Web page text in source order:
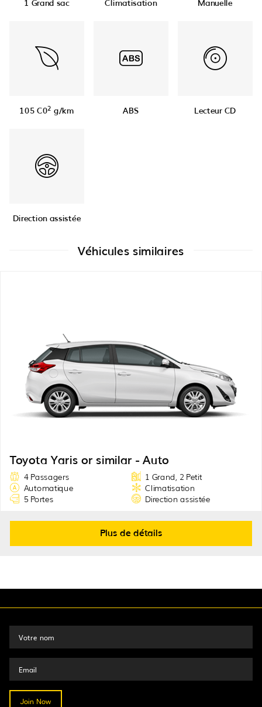
105 C02 g/km ABS Lecteur CD
Direction assistée
Véhicules similaires
Toyota Yaris or similar - Auto
4 Passagers
1 Grand, 2 Petit
Automatique
Climatisation
5 Portes
Direction assistée
Plus de détails